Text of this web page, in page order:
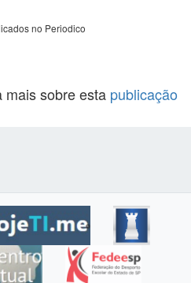
no Periodico
mais sobre esta publicação